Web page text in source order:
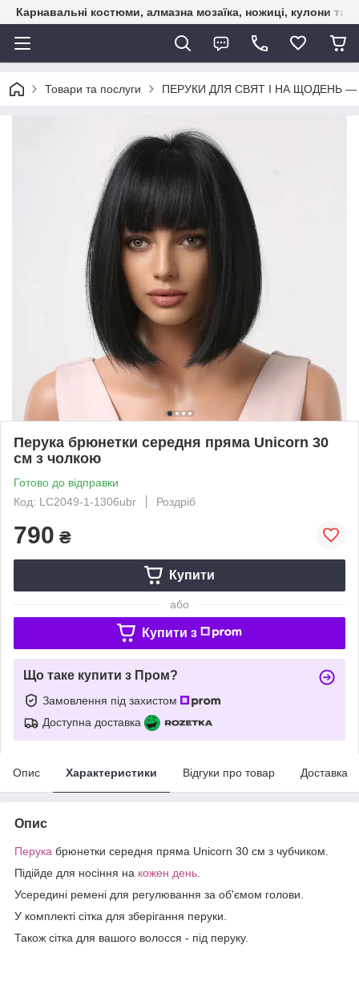
Карнавальні костюми, алмазна мозаїка, ножиці, кулони та
Товари та послуги ПЕРУКИ ДЛЯ СВЯТ І НА ЩОДЕНЬ —
Перука брюнетки середня пряма Unicorn 30
см з чолкою
Готово до відправки
Код: LC2049-1-1306ubr
Роздріб
790 ₴
Купити
або
Купити з
Що таке купити з Пром?
Замовлення під захистом
Доступна доставка
Опис Характеристики Відгуки про товар Доставка
Опис
Перука брюнетки середня пряма Unicorn 30 см з чубчиком.
Підійде для носіння на кожен день
Усередині ремені для регулювання за об'ємом голови.
У комплекті сітка для зберігання перуки.
Також сітка для вашого волосся - під перуку.